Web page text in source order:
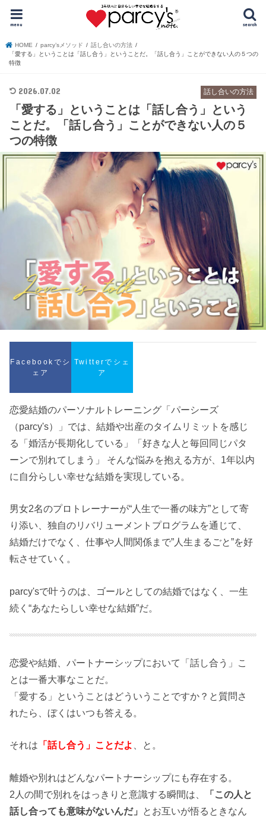
search
menu
HOME parcy’sメソッド
話し合いの方法
「愛する」ということは「話し合う」ということだ。「話し合う」ことができない人の５つの
特徴
話し合いの方法
2026.07.02
「愛する」ということは「話し合う」という
ことだ。「話し合う」ことができない人の５
つの特徴
Facebookでシ
ェア
Twitterでシェ
ア
恋愛結婚のパーソナルトレーニング「パーシーズ
（parcy's）」では、結婚や出産のタイムリミットを感じ
る「婚活が長期化している」「好きな人と毎回同じパタ
ーンで別れてしまう」 そんな悩みを抱える方が、1年以内
に自分らしい幸せな結婚を実現している。
男女2名のプロトレーナーが“人生で一番の味方”として寄
り添い、独自のリバリューメントプログラムを通じて、
結婚だけでなく、仕事や人間関係まで”人生まるごと”を好
転させていく。
parcy'sで叶うのは、ゴールとしての結婚ではなく、一生
続く“あなたらしい幸せな結婚”だ。
恋愛や結婚、パートナーシップにおいて「話し合う」こ
とは一番大事なことだ。
「愛する」ということはどういうことですか？と質問さ
れたら、ぼくはいつも答える。
それは 「話し合う」ことだよ 、と。
離婚や別れはどんなパートナーシップにも存在する。
2人の間で別れをはっきりと意識する瞬間は、
「この人と
話し合っても意味がないんだ」 とお互いが悟るときなん